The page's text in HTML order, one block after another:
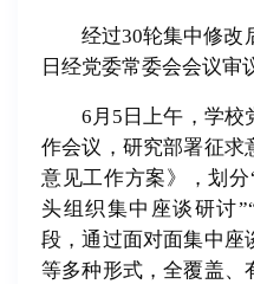
经过30轮集中修改
日经党委常委会会议审
6月5日上午，学校
作会议，研究部署征求
意见工作方案》，划
头组织集中座谈研讨
段，通过面对面集中座
等多种形式，全覆盖、